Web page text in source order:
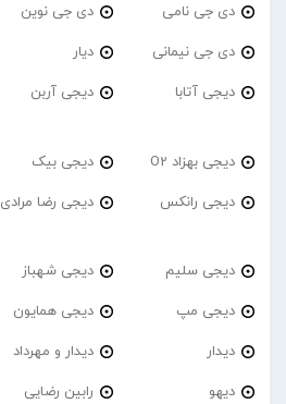
دی جی نامی دی جی نوین
دی جی نیمانی دیار
دیجی آتابا دیجی آربن
دیجی بهزاد O2 دیجی بیک
دیجی رانکس دیجی رضا مرادی
دیجی سلیم دیجی شهباز
دیجی مپ دیجی همایون
دیدار دیدار و مهرداد
دیهو رابین رضایی